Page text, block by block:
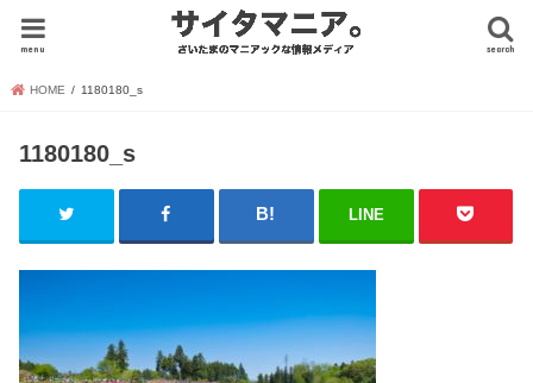
search
menu
HOME 1180180_s
1180180_s
LINE